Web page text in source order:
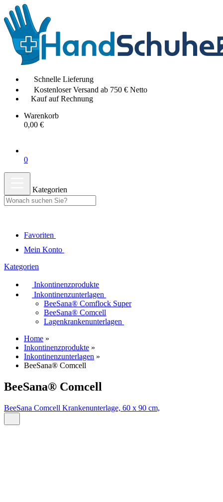
Schnelle Lieferung
Kostenloser Versand ab 750 € Netto
Kauf auf Rechnung
Warenkorb
0,00 €
0
Kategorien
Favoriten
Mein Konto
Kategorien
Inkontinenzprodukte
Inkontinenzunterlagen
BeeSana® Comflock Super
BeeSana® Comcell
Lagenkrankenunterlagen
Home »
Inkontinenzprodukte »
Inkontinenzunterlagen »
BeeSana® Comcell
BeeSana® Comcell
BeeSana Comcell Krankenunterlage, 60 x 90 cm,